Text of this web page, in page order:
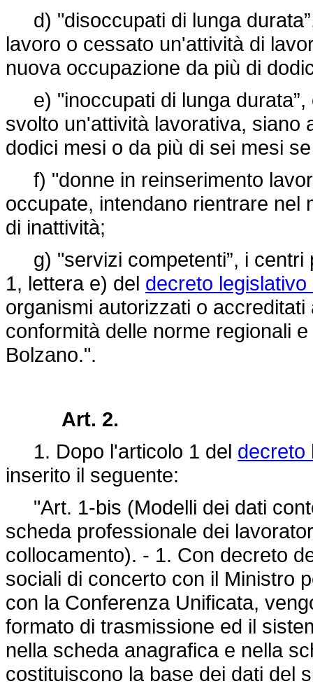
d) "disoccupati di lunga
lavoro o cessato un'attività di
nuova occupazione da più di
e) "inoccupati di lunga durata”,
svolto un'attività lavorativa, siano
dodici mesi o da più di sei mesi
f) "donne in reinserimento
occupate, intendano rientrare nel
di inattività;
g) "servizi competenti”, i centri
1, lettera e) del decreto
organismi autorizzati o
conformità delle norme regionali
Bolzano.".
Art. 2.
1. Dopo l'articolo 1 del decreto
inserito il seguente:
"Art. 1-bis (Modelli dei dati
scheda professionale dei
collocamento). - 1. Con decreto
sociali di concerto con il Ministro
con la Conferenza Unificata,
formato di trasmissione ed il
nella scheda anagrafica e nella
costituiscono la base dei dati del